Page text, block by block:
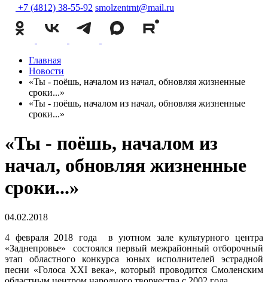
+7 (4812) 38-55-92 smolzentrnt@mail.ru
Главная
Новости
«Ты - поёшь, началом из начал, обновляя жизненные
сроки...»
«Ты - поёшь, началом из начал, обновляя жизненные
сроки...»
«Ты - поёшь, началом из
начал, обновляя жизненные
сроки...»
04.02.2018
4 февраля 2018 года в уютном зале культурного центра
«Заднепровье» состоялся первый межрайонный отборочный
этап областного конкурса юных исполнителей эстрадной
песни «Голоса XXI века», который проводится Смоленским